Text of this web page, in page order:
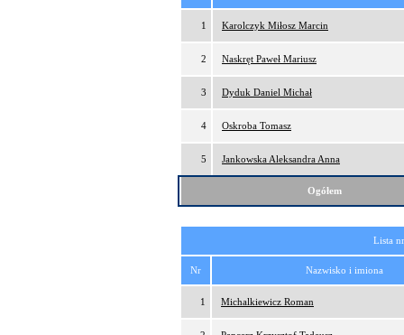
1 Karolczyk Miłosz Marcin
2 Naskręt Paweł Mariusz
3 Dyduk Daniel Michał
4 Oskroba Tomasz
5 Jankowska Aleksandra Anna
Ogółem
Lista
Nr Nazwisko i imiona
1 Michalkiewicz Roman